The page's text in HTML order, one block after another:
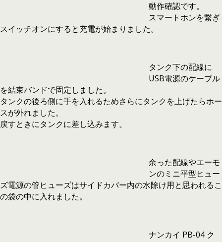
動作確認です。
スマートホンを繋ぎ
スイッチオンにすると充電が始まりました。
タンク下の配線に
USB電源のケーブル
を結束バンドで固定しました。
タンクの後ろ側に手を入れるためさらにタンクを上げたらホー
スが外れました。
戻すときにタンクに差し込みます。
余った配線やエーモ
ンのミニ平型ヒュー
ズ電源の管ヒューズはサイドカバー内の水除け用と思われるこ
の袋の中に入れました。
ナンカイ PB-04 ク